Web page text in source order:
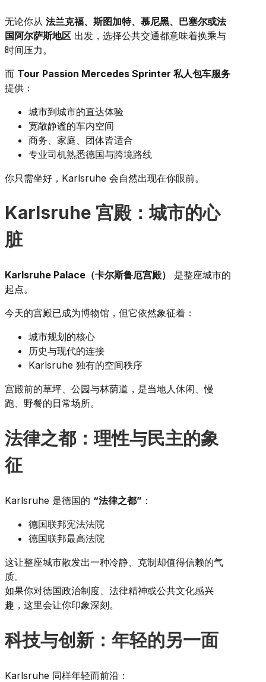
无论你从 法兰克福、斯图加特、慕尼黑、巴塞尔或法
国阿尔萨斯地区 出发，选择公共交通都意味着换乘与
时间压力。
而 Tour Passion Mercedes Sprinter 私人包车服务
提供：
城市到城市的直达体验
宽敞静谧的车内空间
商务、家庭、团体皆适合
专业司机熟悉德国与跨境路线
你只需坐好，Karlsruhe 会自然出现在你眼前。
Karlsruhe 宫殿：城市的心
脏
Karlsruhe Palace（卡尔斯鲁厄宫殿）
是整座城市的
起点。
今天的宫殿已成为博物馆，但它依然象征着：
城市规划的核心
历史与现代的连接
Karlsruhe 独有的空间秩序
宫殿前的草坪、公园与林荫道，是当地人休闲、慢
跑、野餐的日常场所。
法律之都：理性与民主的象
征
Karlsruhe 是德国的 “法律之都” ：
德国联邦宪法法院
德国联邦最高法院
这让整座城市散发出一种冷静、克制却值得信赖的气
质。
如果你对德国政治制度、法律精神或公共文化感兴
趣，这里会让你印象深刻。
科技与创新：年轻的另一面
Karlsruhe 同样年轻而前沿：